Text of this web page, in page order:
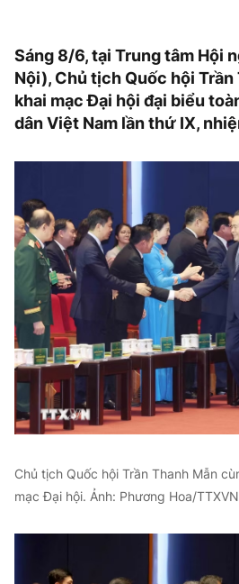
Sáng 8/6, tại Trung tâm Hội
Nội), Chủ tịch Quốc hội Trần
khai mạc Đại hội đại biểu
dân Việt Nam lần thứ IX,
Chủ tịch Quốc hội Trần Thanh Mẫn
mạc Đại hội. Ảnh: Phương Hoa/